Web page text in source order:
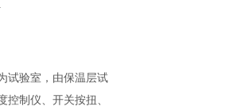
试验室，由保温层试
制仪、开关按扭、